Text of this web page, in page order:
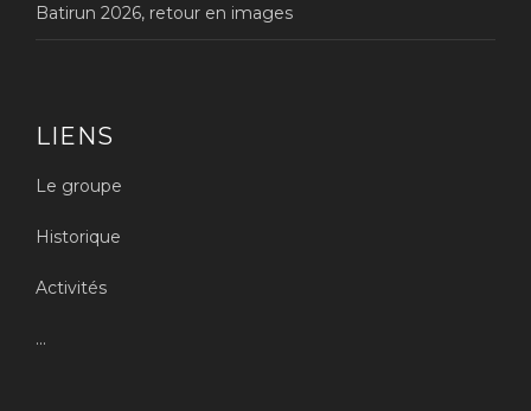
Batirun 2026, retour en images
LIENS
Le groupe
Historique
Activités
...